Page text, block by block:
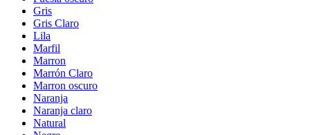
Gris
Gris Claro
Lila
Marfil
Marron
Marrón Claro
Marron oscuro
Naranja
Naranja claro
Natural